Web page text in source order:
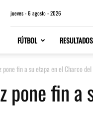
jueves - 6 agosto - 2026
FÚTBOL RESULTADOS
pone fin a su etapa en el Charco del
pone fin a